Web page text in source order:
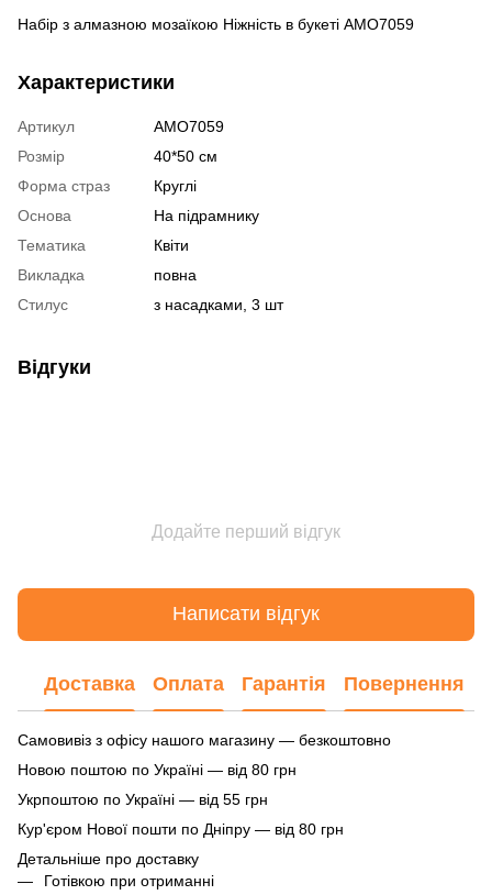
Набір з алмазною мозаїкою Ніжність в букеті AMO7059
Характеристики
Артикул
AMO7059
Розмір
40*50 см
Форма страз
Круглі
Основа
На підрамнику
Тематика
Квіти
Викладка
повна
Стилус
з насадками, 3 шт
Відгуки
Додайте перший відгук
Написати відгук
Доставка Оплата Гарантія Повернення
Самовивіз з офісу нашого магазину — безкоштовно
Новою поштою по Україні — від 80 грн
Укрпоштою по Україні — від 55 грн
Кур'єром Нової пошти по Дніпру — від 80 грн
Детальніше про доставку
Готівкою при отриманні